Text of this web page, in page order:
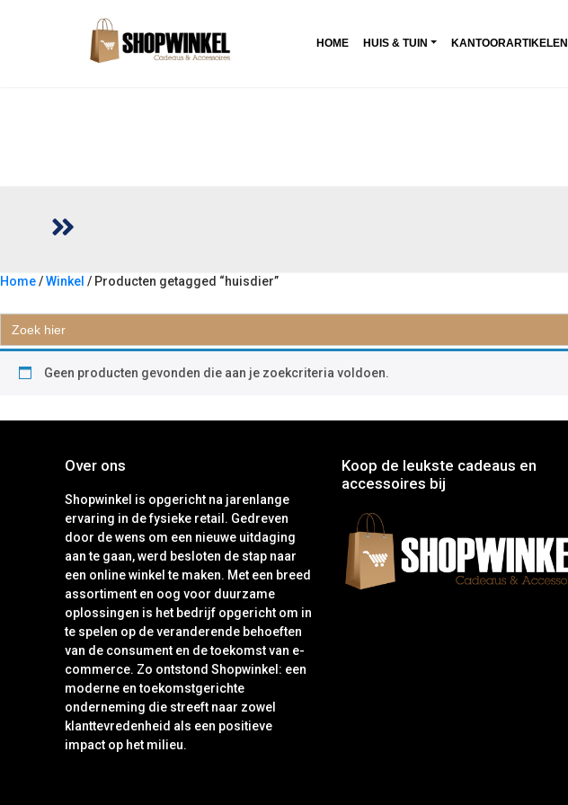
Zoek
naar:
HOME HUIS & TUIN KANTOORARTIKELEN
Home/Winkel / Producten getagged “huisdier”
HUISDIER
Geen producten gevonden die aan je zoekcriteria voldoen.
Over ons
Shopwinkel is opgericht na jarenlange
ervaring in de fysieke retail. Gedreven
door de wens om een nieuwe uitdaging
aan te gaan, werd besloten de stap naar
een online winkel te maken. Met een breed
assortiment en oog voor duurzame
oplossingen is het bedrijf opgericht om in
te spelen op de veranderende behoeften
van de consument en de toekomst van e-
commerce. Zo ontstond Shopwinkel: een
moderne en toekomstgerichte
onderneming die streeft naar zowel
klanttevredenheid als een positieve
impact op het milieu.
Koop de leukste cadeaus en
accessoires bij